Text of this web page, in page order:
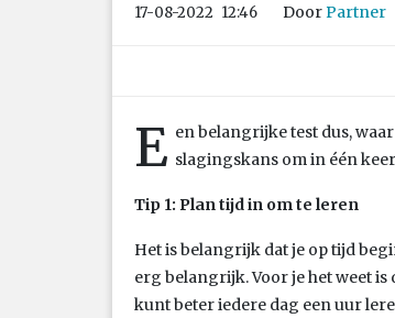
17-08-2022 12:46 Door Partner
E en belangrijke test dus,
slagingskans om in één
Tip 1: Plan tijd in om te leren
Het is belangrijk dat je op tijd
erg belangrijk. Voor je het weet is
kunt beter iedere dag een uur